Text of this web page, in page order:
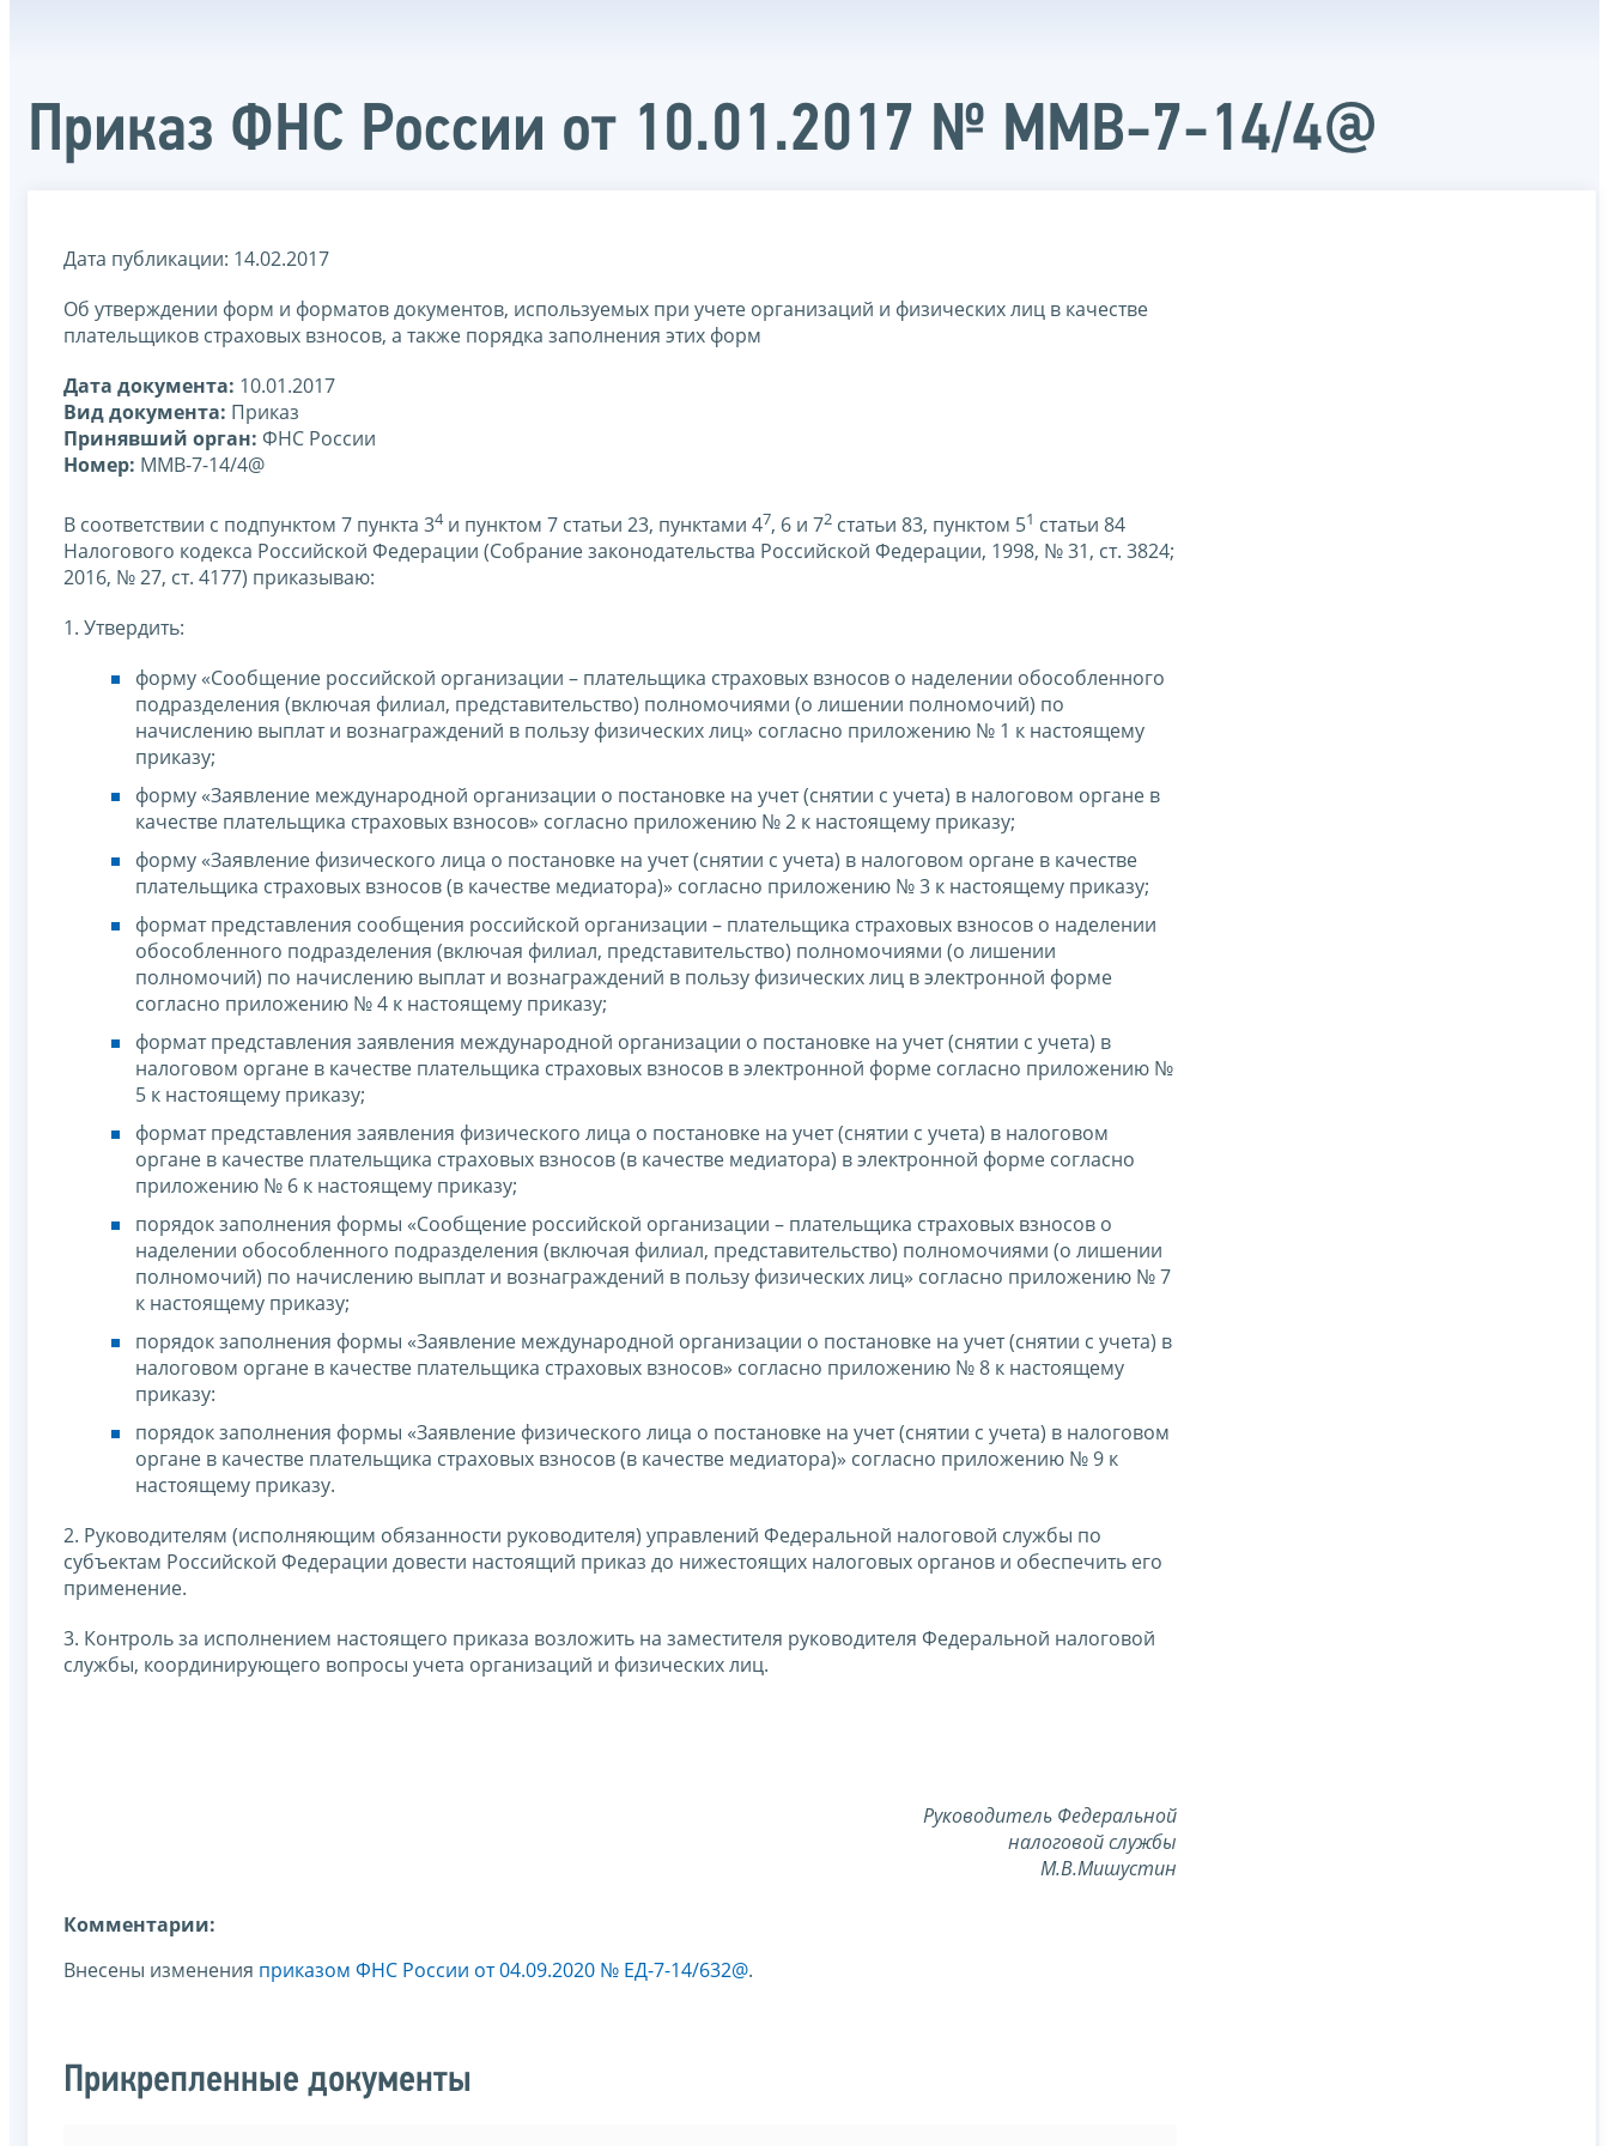
Приказ ФНС России от 10.01.2017 № ММВ-7-14/4@
Дата публикации: 14.02.2017
Об утверждении форм и форматов документов, используемых при учете организаций и физических лиц в качестве
плательщиков страховых взносов, а также порядка заполнения этих форм
Дата документа: 10.01.2017
Вид документа: Приказ
Принявший орган: ФНС России
Номер: ММВ-7-14/4@
В соответствии с подпунктом 7 пункта 34и пунктом 7 статьи 23, пунктами 47, 6 и 72 статьи 83, пунктом 51 статьи 84
Налогового кодекса Российской Федерации (Собрание законодательства Российской Федерации, 1998, № 31, ст. 3824;
2016, № 27, ст. 4177) приказываю:
1. Утвердить:
форму «Сообщение российской организации – плательщика страховых взносов о наделении обособленного
подразделения (включая филиал, представительство) полномочиями (о лишении полномочий) по
начислению выплат и вознаграждений в пользу физических лиц» согласно приложению № 1 к настоящему
приказу;
форму «Заявление международной организации о постановке на учет (снятии с учета) в налоговом органе в
качестве плательщика страховых взносов» согласно приложению № 2 к настоящему приказу;
форму «Заявление физического лица о постановке на учет (снятии с учета) в налоговом органе в качестве
плательщика страховых взносов (в качестве медиатора)» согласно приложению № 3 к настоящему приказу;
формат представления сообщения российской организации – плательщика страховых взносов о наделении
обособленного подразделения (включая филиал, представительство) полномочиями (о лишении
полномочий) по начислению выплат и вознаграждений в пользу физических лиц в электронной форме
согласно приложению № 4 к настоящему приказу;
формат представления заявления международной организации о постановке на учет (снятии с учета) в
налоговом органе в качестве плательщика страховых взносов в электронной форме согласно приложению №
5 к настоящему приказу;
формат представления заявления физического лица о постановке на учет (снятии с учета) в налоговом
органе в качестве плательщика страховых взносов (в качестве медиатора) в электронной форме согласно
приложению № 6 к настоящему приказу;
порядок заполнения формы «Сообщение российской организации – плательщика страховых взносов о
наделении обособленного подразделения (включая филиал, представительство) полномочиями (о лишении
полномочий) по начислению выплат и вознаграждений в пользу физических лиц» согласно приложению № 7
к настоящему приказу;
порядок заполнения формы «Заявление международной организации о постановке на учет (снятии с учета) в
налоговом органе в качестве плательщика страховых взносов» согласно приложению № 8 к настоящему
приказу:
порядок заполнения формы «Заявление физического лица о постановке на учет (снятии с учета) в налоговом
органе в качестве плательщика страховых взносов (в качестве медиатора)» согласно приложению № 9 к
настоящему приказу.
2. Руководителям (исполняющим обязанности руководителя) управлений Федеральной налоговой службы по
субъектам Российской Федерации довести настоящий приказ до нижестоящих налоговых органов и обеспечить его
применение.
3. Контроль за исполнением настоящего приказа возложить на заместителя руководителя Федеральной налоговой
службы, координирующего вопросы учета организаций и физических лиц.
Руководитель Федеральной
налоговой службы
М.В.Мишустин
Комментарии:
Внесены изменения приказом ФНС России от 04.09.2020 № ЕД-7-14/632@.
Прикрепленные документы